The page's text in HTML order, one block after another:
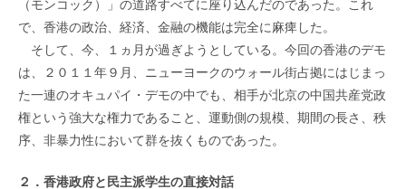
（モンコック）」の道路すべてに座り込んだのであった。これ
で、香港の政治、経済、金融の機能は完全に麻痺した。
そして、今、１ヵ月が過ぎようとしている。今回の香港のデモ
は、２０１１年９月、ニューヨークのウォール街占拠にはじまっ
た一連のオキュパイ・デモの中でも、相手が北京の中国共産党政
権という強大な権力であること、運動側の規模、期間の長さ、秩
序、非暴力性において群を抜くものであった。
２．香港政府と民主派学生の直接対話